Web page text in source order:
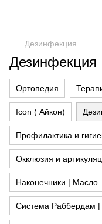
Дезинфекция
Дезинфекция
Ортопедия
Icon ( Айкон)
Профилактика и
Окклюзия и
Наконечники | Масло
Система Раббердам